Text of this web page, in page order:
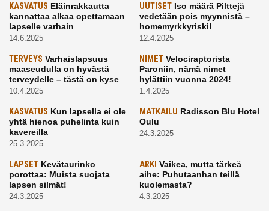
KASVATUS Eläinrakkautta
kannattaa alkaa opettamaan
lapselle varhain
14.6.2025
UUTISETIso määrä Pilttejä
vedetään pois myynnistä –
homemyrkkyriski!
12.4.2025
TERVEYS Varhaislapsuus
maaseudulla on hyvästä
terveydelle – tästä on kyse
10.4.2025
NIMETVelociraptorista
Paroniin, nämä nimet
hylättiin vuonna 2024!
1.4.2025
KASVATUS Kun lapsella ei ole
yhtä hienoa puhelinta kuin
kavereilla
25.3.2025
MATKAILU Radisson Blu Hotel
Oulu
24.3.2025
LAPSET Kevätaurinko
porottaa: Muista suojata
lapsen silmät!
24.3.2025
ARKI Vaikea, mutta tärkeä
aihe: Puhutaanhan teillä
kuolemasta?
4.3.2025